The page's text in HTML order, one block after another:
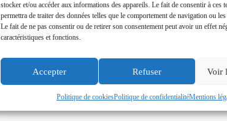
stocker et/ou accéder aux informations des appareils. Le fait de consentir à ces
permettra de traiter des données telles que le comportement de navigation ou
Le fait de ne pas consentir ou de retirer son consentement peut avoir un effet
caractéristiques et fonctions.
Accepter Refuser Voir
Politique de cookiesPolitique de confidentialitéMentions
MENAGER VOS EFFORTS PENDANT LES